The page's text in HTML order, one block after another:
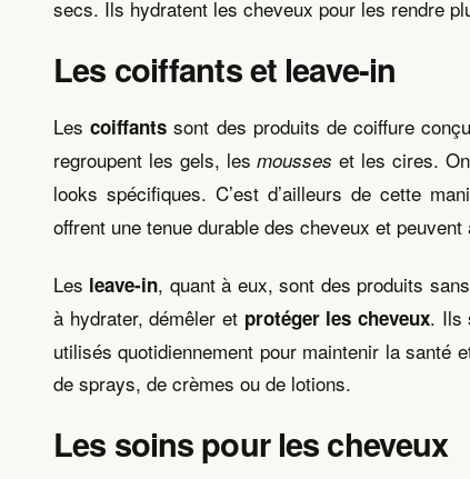
secs. Ils hydratent les cheveux pour les rendre
Les coiffants et leave-in
Lescoiffants sont des produits de coiffure
regroupent les gels, lesmousses et les cires.
looks spécifiques. C’est d’ailleurs de cette
offrent une tenue durable des cheveux et
Les leave-in, quant à eux, sont des produits
à hydrater, démêler et protéger les cheveux. Ils
utilisés quotidiennement pour maintenir la santé
de sprays, de crèmes ou de lotions.
Les soins pour les cheveux